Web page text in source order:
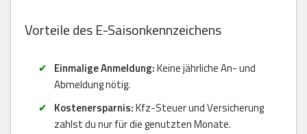
Vorteile des E-Saisonkennzeichens
Einmalige Anmeldung:Keine jährliche An- und
Abmeldung nötig.
Kostenersparnis:Kfz-Steuer und Versicherung
zahlst du nur für die genutzten Monate.